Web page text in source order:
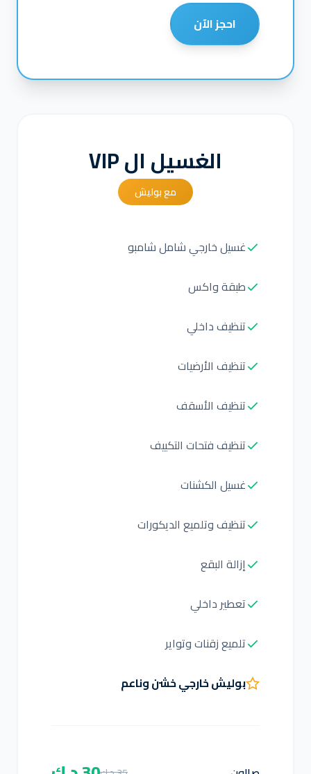
احجز الآن
الغسيل ال VIP
مع بوليش
غسيل خارجي شامل شامبو
طبقة واكس
تنظيف داخلي
تنظيف الأرضيات
تنظيف الأسقف
تنظيف فتحات التكييف
غسيل الكشنات
تنظيف وتلميع الديكورات
إزالة البقع
تعطير داخلي
تلميع زقنات وتواير
بوليش خارجي خشن وناعم